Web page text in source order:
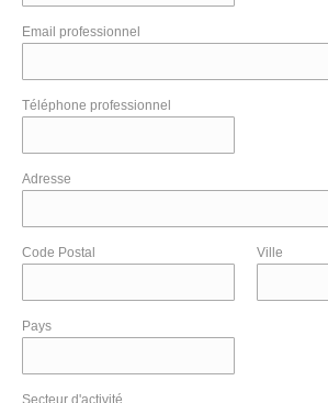
Email professionnel
Téléphone professionnel
Adresse
Code Postal Ville
Pays
Secteur d'activité